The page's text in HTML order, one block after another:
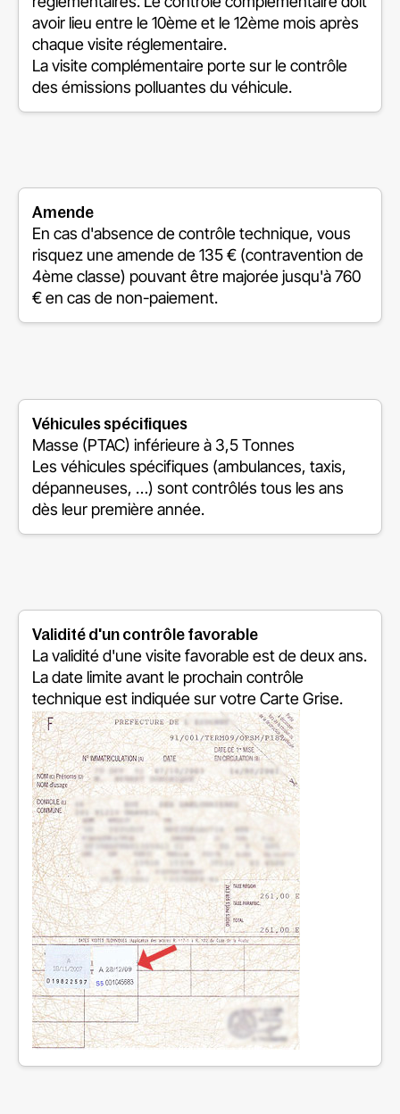
avoir lieu entre le 10ème et le 12ème mois après
chaque visite réglementaire.
La visite complémentaire porte sur le contrôle
des émissions polluantes du véhicule.
Amende
En cas d'absence de contrôle technique, vous
risquez une amende de 135 € (contravention de
4ème classe) pouvant être majorée jusqu'à 760
€ en cas de non-paiement.
Véhicules spécifiques
Masse (PTAC) inférieure à 3,5 Tonnes
Les véhicules spécifiques (ambulances, taxis,
dépanneuses, …) sont contrôlés tous les ans
dès leur première année.
Validité d'un contrôle favorable
La validité d'une visite favorable est de deux ans.
La date limite avant le prochain contrôle
technique est indiquée sur votre Carte Grise.